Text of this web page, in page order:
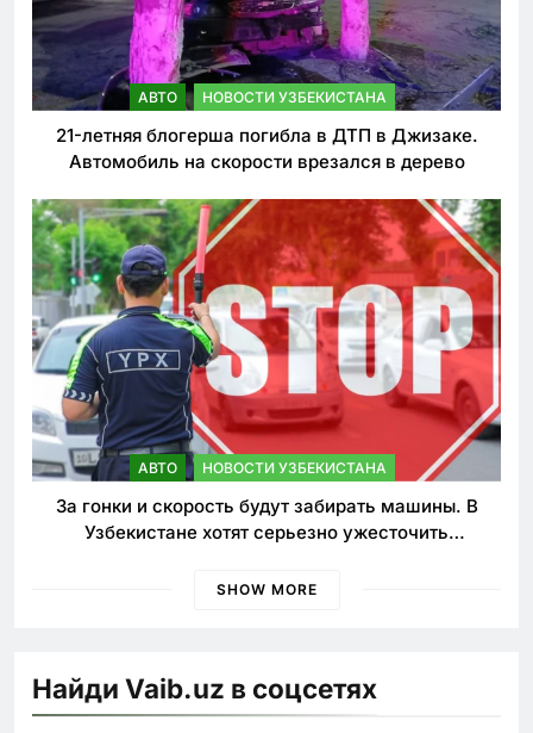
АВТО НОВОСТИ УЗБЕКИСТАНА
21-летняя блогерша погибла в ДТП в Джизаке.
Автомобиль на скорости врезался в дерево
АВТО НОВОСТИ УЗБЕКИСТАНА
За гонки и скорость будут забирать машины. В
Узбекистане хотят серьезно ужесточить
SHOW MORE
Найди Vaib.uz в соцсетях